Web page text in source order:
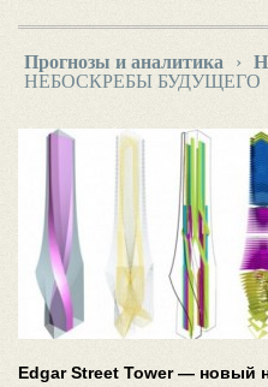
Прогнозы и аналитика ›
НЕБОСКРЕБЫ БУДУЩЕГО
Edgar Street Tower — новый